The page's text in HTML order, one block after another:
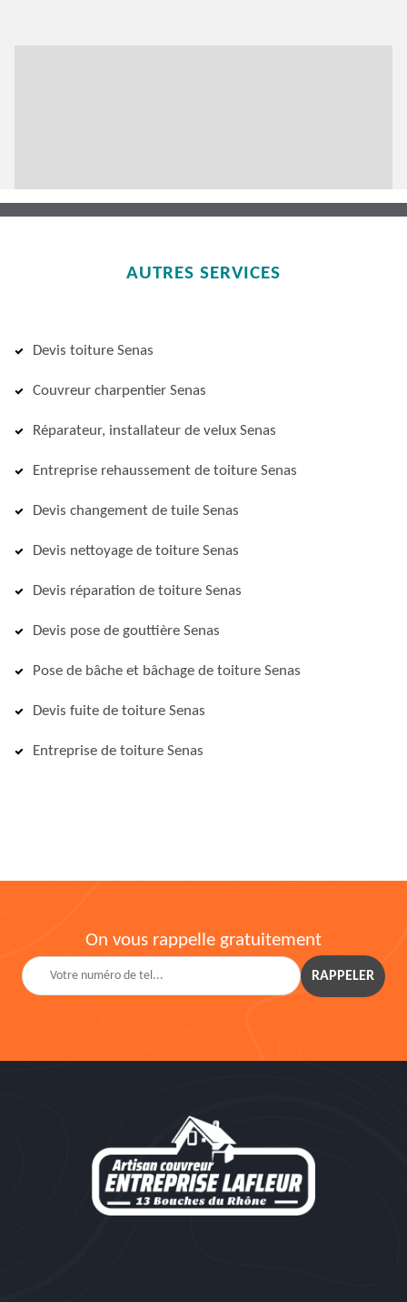
AUTRES SERVICES
Devis toiture Senas
Couvreur charpentier Senas
Réparateur, installateur de velux Senas
Entreprise rehaussement de toiture Senas
Devis changement de tuile Senas
Devis nettoyage de toiture Senas
Devis réparation de toiture Senas
Devis pose de gouttière Senas
Pose de bâche et bâchage de toiture Senas
Devis fuite de toiture Senas
Entreprise de toiture Senas
On vous rappelle gratuitement